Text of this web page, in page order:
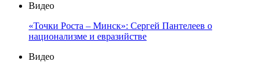
Видео
«Точки Роста – Минск»: Сергей Пантелеев о
национализме и евразийстве
Видео